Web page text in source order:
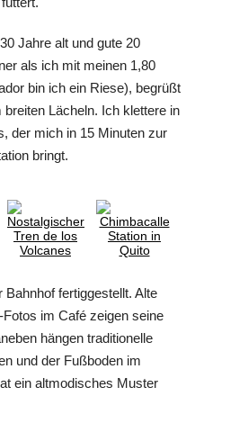
Jahre alt und gute 20
als ich mit meinen 1,80
bin ich ein Riese), begrüßt
breiten Lächeln. Ich klettere in
der mich in 15 Minuten zur
bringt.
Bahnhof fertiggestellt. Alte
im Café zeigen seine
hängen traditionelle
und der Fußboden im
ein altmodisches Muster